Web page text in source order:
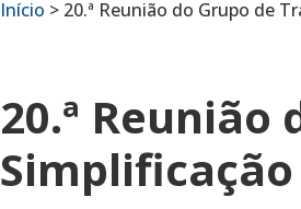
Início > 20.ª Reunião do Grupo de
20.ª Reunião
Simplificação